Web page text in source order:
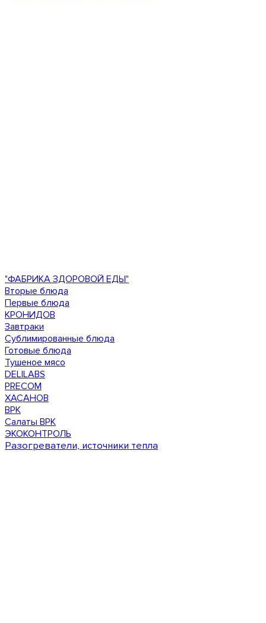
"ФАБРИКА ЗДОРОВОЙ ЕДЫ"
Вторые блюда
Первые блюда
КРОНИДОВ
Завтраки
Сублимированные блюда
Готовые блюда
Тушеное мясо
DELILABS
PRECOM
ХАСАНОВ
ВРК
Салаты ВРК
ЭКОКОНТРОЛЬ
Разогреватели, источники тепла